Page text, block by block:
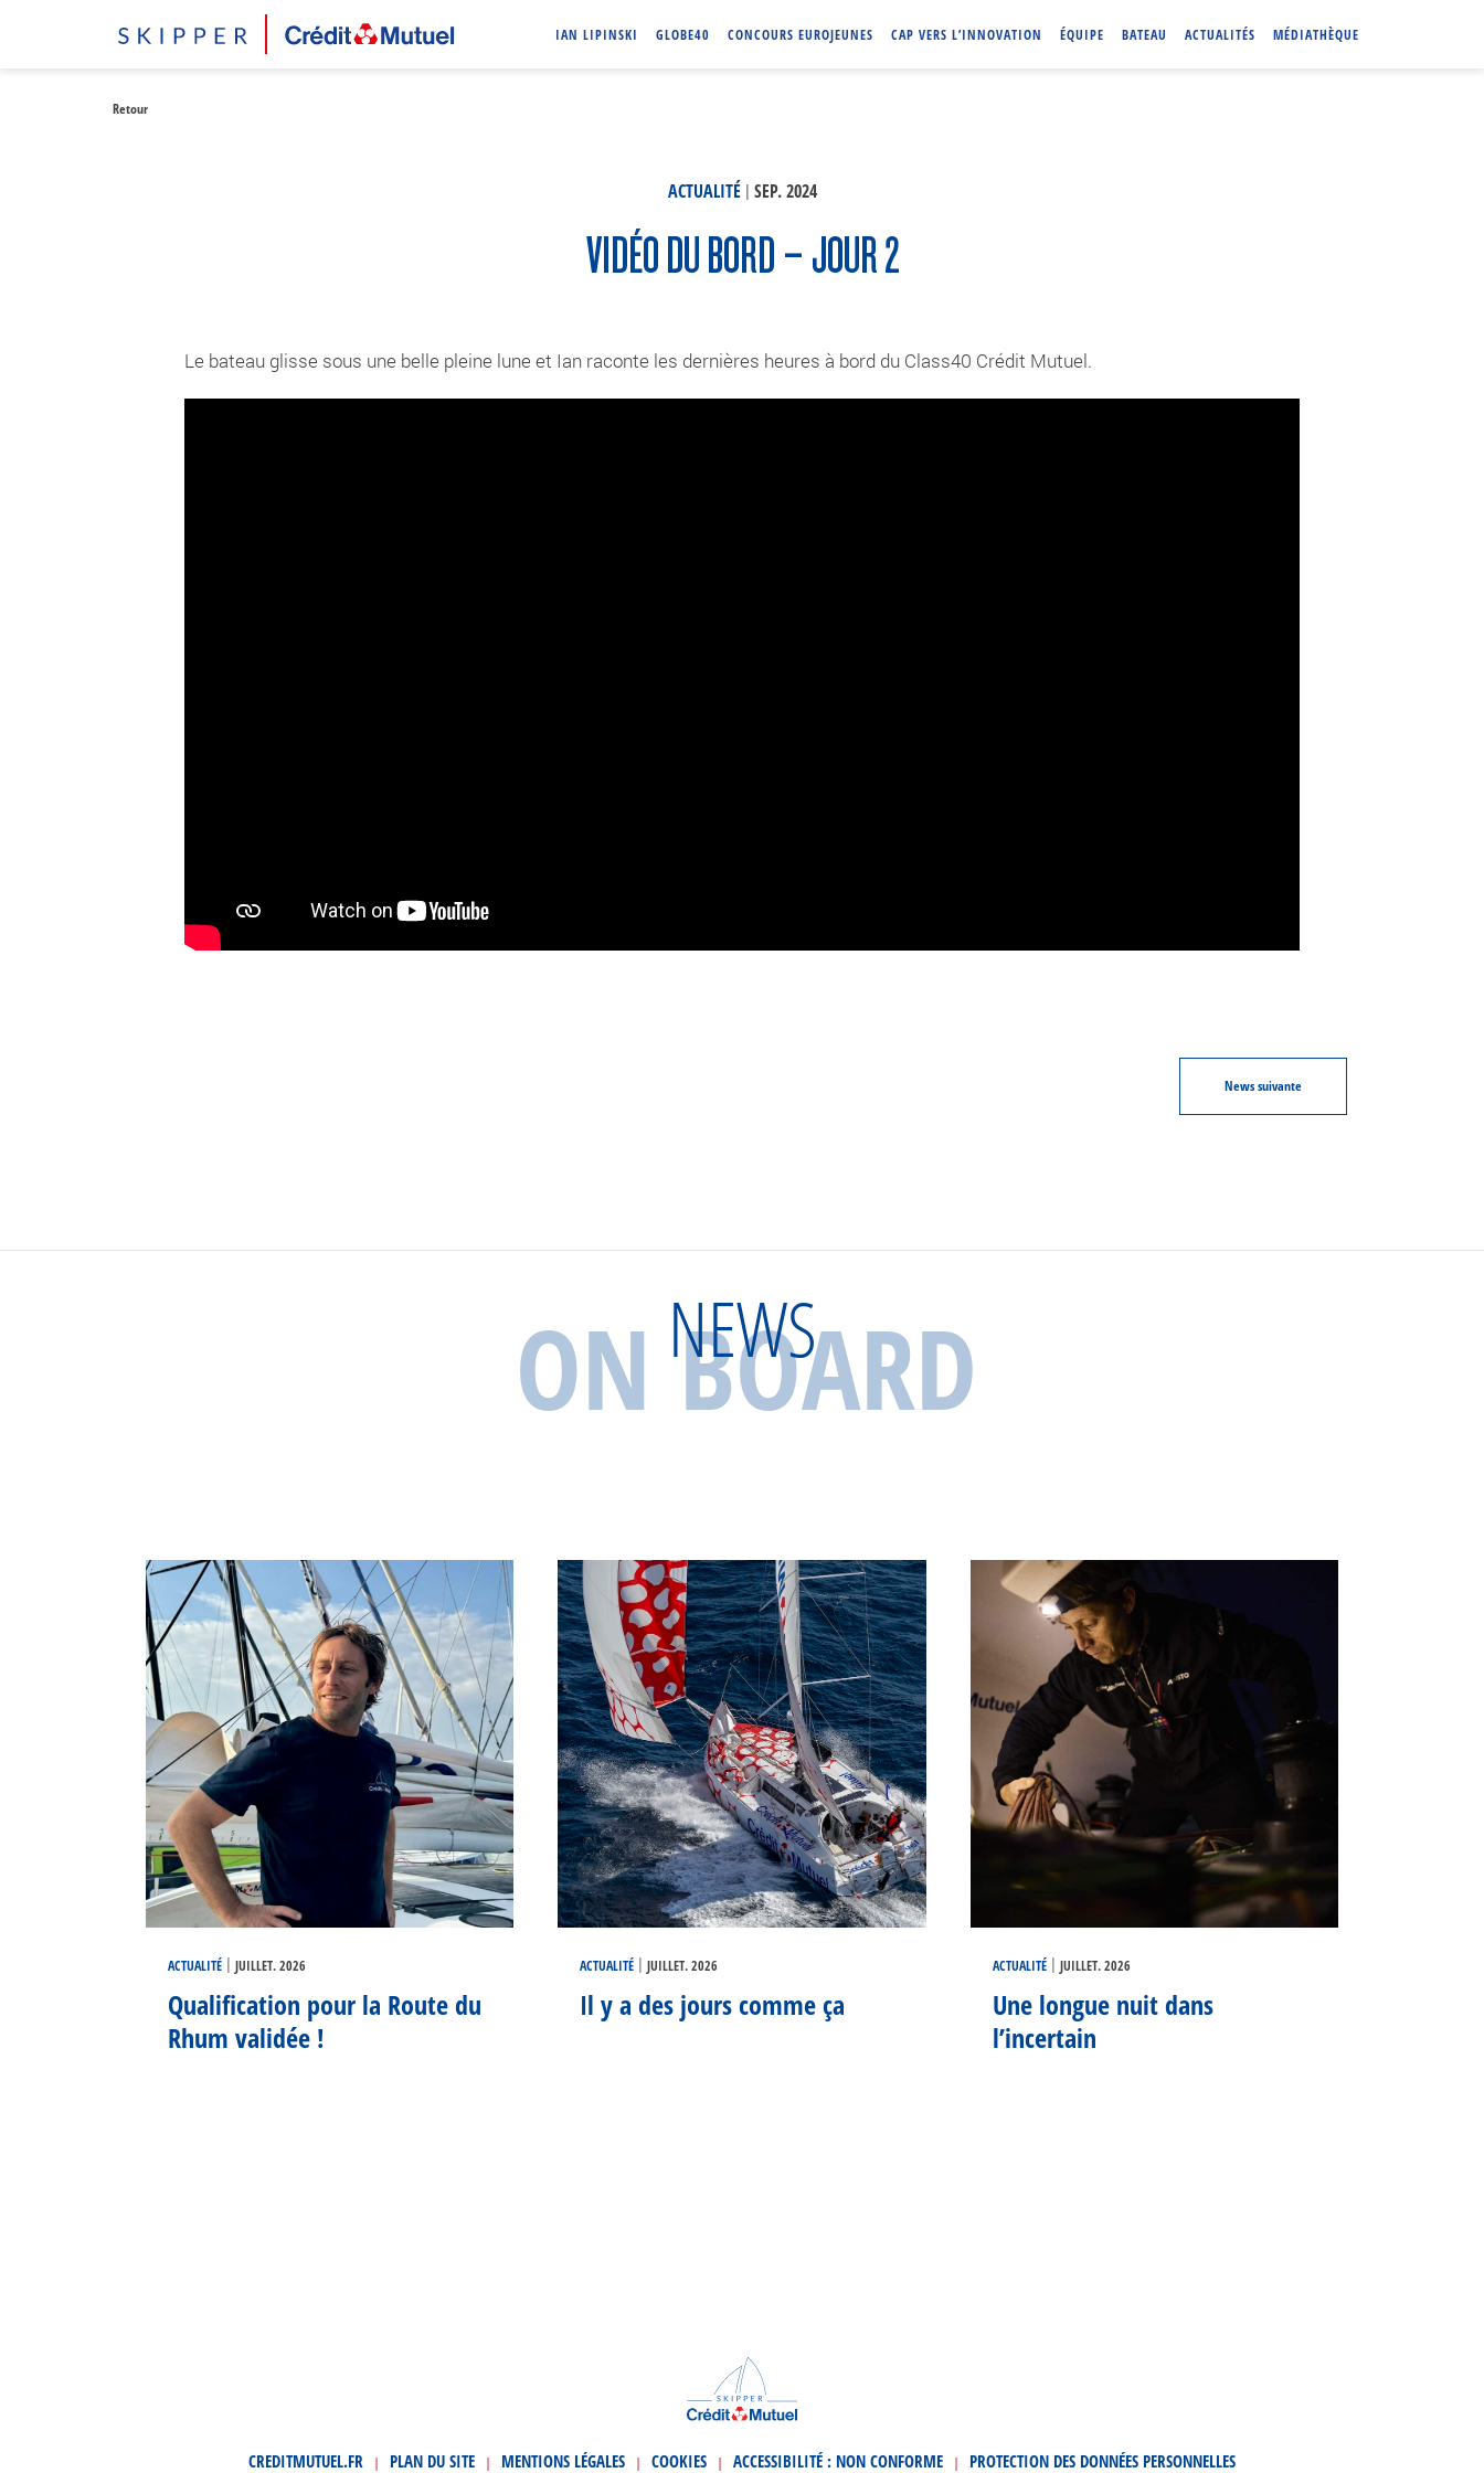
IAN LIPINSKI GLOBE40 CONCOURS EUROJEUNES CAP VERS L’INNOVATION ÉQUIPE BATEAU ACTUALITÉS MÉDIATHÈQUE
Retour
ACTUALITÉ| SEP. 2024
VIDÉO DU BORD – JOUR 2
Le bateau glisse sous une belle pleine lune et Ian raconte les dernières heures à bord du Class40 Crédit Mutuel.
Newssuivante
NEWS
ON BOARD
ACTUALITÉ | JUILLET. 2026
Qualification pour la Route du
Rhum validée !
ACTUALITÉ |JUILLET. 2026
Il y a des jours comme ça
ACTUALITÉ| JUILLET. 2026
Une longue nuit dans
l’incertain
CREDITMUTUEL.FR | PLAN DU SITE | MENTIONS LÉGALES | COOKIES | ACCESSIBILITÉ : NON CONFORME | PROTECTION DES DONNÉES PERSONNELLES